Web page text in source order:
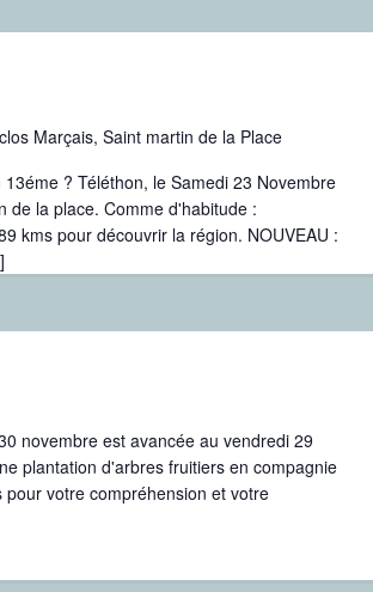
Marçais, Saint martin de la Place
? Téléthon, le Samedi 23 Novembre
de la place. Comme d'habitude :
kms pour découvrir la région. NOUVEAU :
novembre est avancée au vendredi 29
plantation d'arbres fruitiers en compagnie
votre compréhension et votre